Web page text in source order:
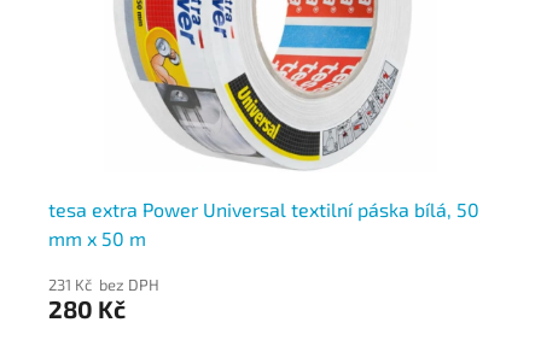
tesa extra Power Universal textilní páska bílá, 50
mm x 50 m
231 Kč bez DPH
280 Kč